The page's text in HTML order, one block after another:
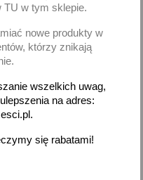
12,99 zł brutto
Dodaj
TU w tym sklepie.
nowe produkty w
którzy znikają
wszelkich uwag,
na adres:
się rabatami!